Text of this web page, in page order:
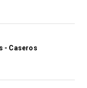
- Caseros